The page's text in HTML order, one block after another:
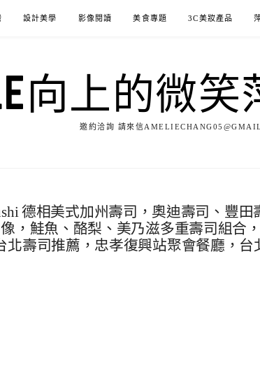
設計美學 影像閱讀 美食專題 3C美妝產品
向上的微
邀約洽詢 請來信
德相美式加州壽司，奧迪壽司、豐田
，鮭魚、酪梨、美乃滋多重壽司組合
北壽司推薦，忠孝復興站聚會餐廳，台